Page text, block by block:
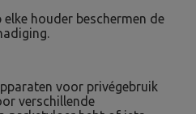
houder beschermen de
voor privégebruik
verschillende